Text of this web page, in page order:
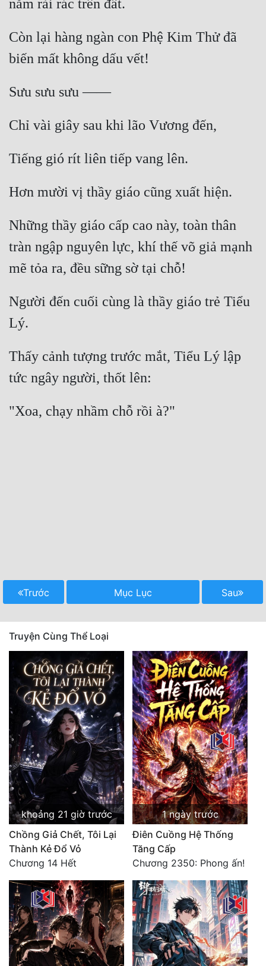
Còn lại hàng ngàn con Phệ Kim Thử đã
Những thầy giáo cấp cao này, toàn thân
tràn ngập nguyên lực, khí thế võ giả mạnh
Người đến cuối cùng là thầy giáo trẻ Tiểu
Thấy cảnh tượng trước mắt, Tiểu Lý lập
Trước Mục Lục Sau
Truyện Cùng Thể Loại
khoảng 21 giờ trước
Chồng Giả Chết, Tôi Lại
Thành Kẻ Đổ Vỏ
Chương 14 Hết
1 ngày trước
Điên Cuồng Hệ Thống
Tăng Cấp
Chương 2350: Phong ấn!